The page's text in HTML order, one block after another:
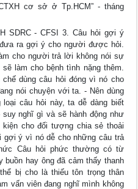
cơ sở ở Tp.HCM” - tháng
SDRC - CFSI 3. Câu hỏi gợi ý
ra gợi ý cho người được hỏi.
cho người trả lời không nói sự
làm cho bệnh tình nặng thêm.
dùng câu hỏi đóng vì nó cho
nói chuyện với ta. - Nên dùng
câu hỏi này, ta dễ dàng biết
nghĩ gì và sẽ hành động như
cho đối tượng chia sẻ thoải
gợi ý vì nó dễ cho những câu trả
Câu hỏi phức thường có từ
buồn hay ông đã cảm thấy thanh
bị cho là thiếu tôn trọng thân
vấn viên đang nghĩ mình không